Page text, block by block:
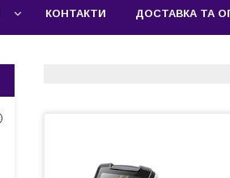
КОНТАКТИ ДОСТАВКА ТА